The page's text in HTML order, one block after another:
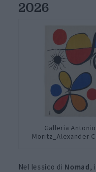
2026
Galleria
Moritz_Alexander
Nel lessico di Nomad,